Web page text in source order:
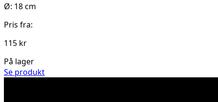
Ø: 18 cm
Pris fra:
115 kr
På lager
Se produkt